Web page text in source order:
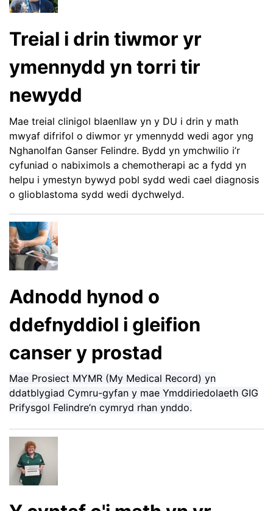
Treial i drin tiwmor yr
ymennydd yn torri tir
newydd
Mae treial clinigol blaenllaw yn y DU i drin y math
mwyaf difrifol o diwmor yr ymennydd wedi agor yng
Nghanolfan Ganser Felindre. Bydd yn ymchwilio i’r
cyfuniad o nabiximols a chemotherapi ac a fydd yn
helpu i ymestyn bywyd pobl sydd wedi cael diagnosis
o glioblastoma sydd wedi dychwelyd.
Adnodd hynod o
ddefnyddiol i gleifion
canser y prostad
Mae Prosiect MYMR (My Medical Record) yn
ddatblygiad Cymru-gyfan y mae Ymddiriedolaeth GIG
Prifysgol Felindre’n cymryd rhan ynddo.